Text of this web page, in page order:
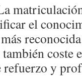
el
coste
refuerzo y